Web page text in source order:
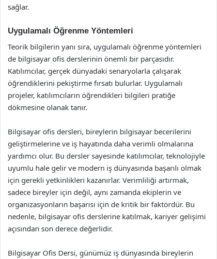
sağlar.
Uygulamalı Öğrenme Yöntemleri
Teorik bilgilerin yanı sıra, uygulamalı öğrenme yöntemleri
de bilgisayar ofis derslerinin önemli bir parçasıdır.
Katılımcılar, gerçek dünyadaki senaryolarla çalışarak
öğrendiklerini pekiştirme fırsatı bulurlar. Uygulamalı
projeler, katılımcıların öğrendikleri bilgileri pratiğe
dökmesine olanak tanır.
Bilgisayar ofis dersleri, bireylerin bilgisayar becerilerini
geliştirmelerine ve iş hayatında daha verimli olmalarına
yardımcı olur. Bu dersler sayesinde katılımcılar, teknolojiyle
uyumlu hale gelir ve modern iş dünyasında başarılı olmak
için gerekli yetkinlikleri kazanırlar. Verimliliği artırmak,
sadece bireyler için değil, aynı zamanda ekiplerin ve
organizasyonların başarısı için de kritik bir faktördür. Bu
nedenle, bilgisayar ofis derslerine katılmak, kariyer gelişimi
açısından son derece değerlidir.
Bilgisayar Ofis Dersi, günümüz iş dünyasında bireylerin